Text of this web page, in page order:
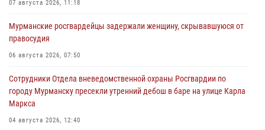
07 августа 2026, 11:18
Мурманские росгвардейцы задержали женщину, скрывавшуюся от
правосудия
06 августа 2026, 07:50
Сотрудники Отдела вневедомственной охраны Росгвардии по
городу Мурманску пресекли утренний дебош в баре на улице Карла
Маркса
04 августа 2026, 12:40